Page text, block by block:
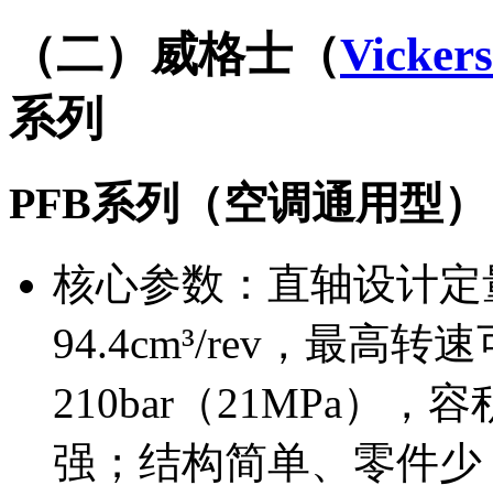
（二）威格士（Vickers
系列
PFB系列（空调通用型）
核心参数：直轴设计
94.4cm³/rev，最高转
210bar（21MPa），
强；结构简单、零件